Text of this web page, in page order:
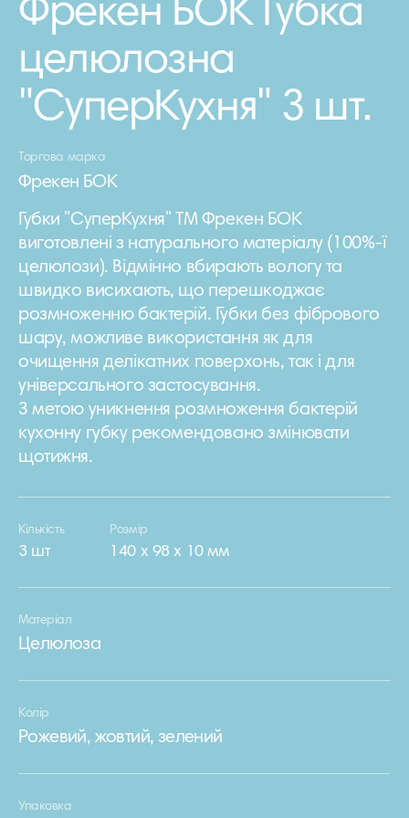
Фрекен БОК Губка
целюлозна
"СуперКухня" 3 шт.
Торгова марка
Фрекен БОК
Губки "СуперКухня" ТМ Фрекен БОК
виготовлені з натурального матеріалу (100%-ї
целюлози). Відмінно вбирають вологу та
швидко висихають, що перешкоджає
розмноженню бактерій. Губки без фібрового
шару, можливе використання як для
очищення делікатних поверхонь, так і для
універсального застосування.
З метою уникнення розмноження бактерій
кухонну губку рекомендовано змінювати
щотижня.
Кількість
3 шт
Розмір
140 х 98 х 10 мм
Матеріал
Целюлоза
Колір
Рожевий, жовтий, зелений
Упаковка